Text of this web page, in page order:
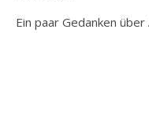
Ein paar Gedanken